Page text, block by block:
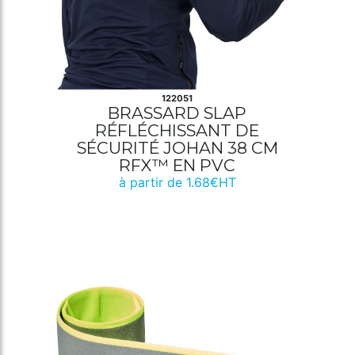
122051
BRASSARD SLAP
RÉFLÉCHISSANT DE
SÉCURITÉ JOHAN 38 CM
RFX™ EN PVC
à partir de 1.68€HT